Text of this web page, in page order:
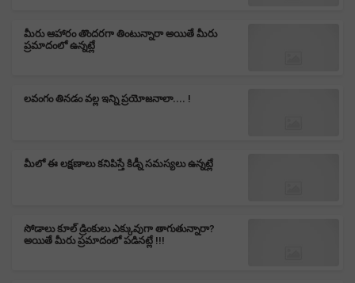
మీరు ఆహారం తొందరగా తింటున్నారా అయితే మీరు
ప్రమాదంలో ఉన్నట్లే
లవంగం తినడం వల్ల ఇన్ని ప్రయోజనాలా.... !
మీలో ఈ లక్షణాలు కనిపిస్తే కిడ్నీ సమస్యలు ఉన్నట్లే
సోడాలు కూల్ డ్రింకులు ఎక్కువుగా తాగుతున్నారా?
అయితే మీరు ప్రమాదంలో పడినట్లే !!!